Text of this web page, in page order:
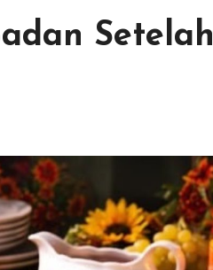
Setelah